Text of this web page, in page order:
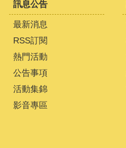
訊息公告
最新消息
RSS訂閱
熱門活動
公告事項
活動集錦
影音專區